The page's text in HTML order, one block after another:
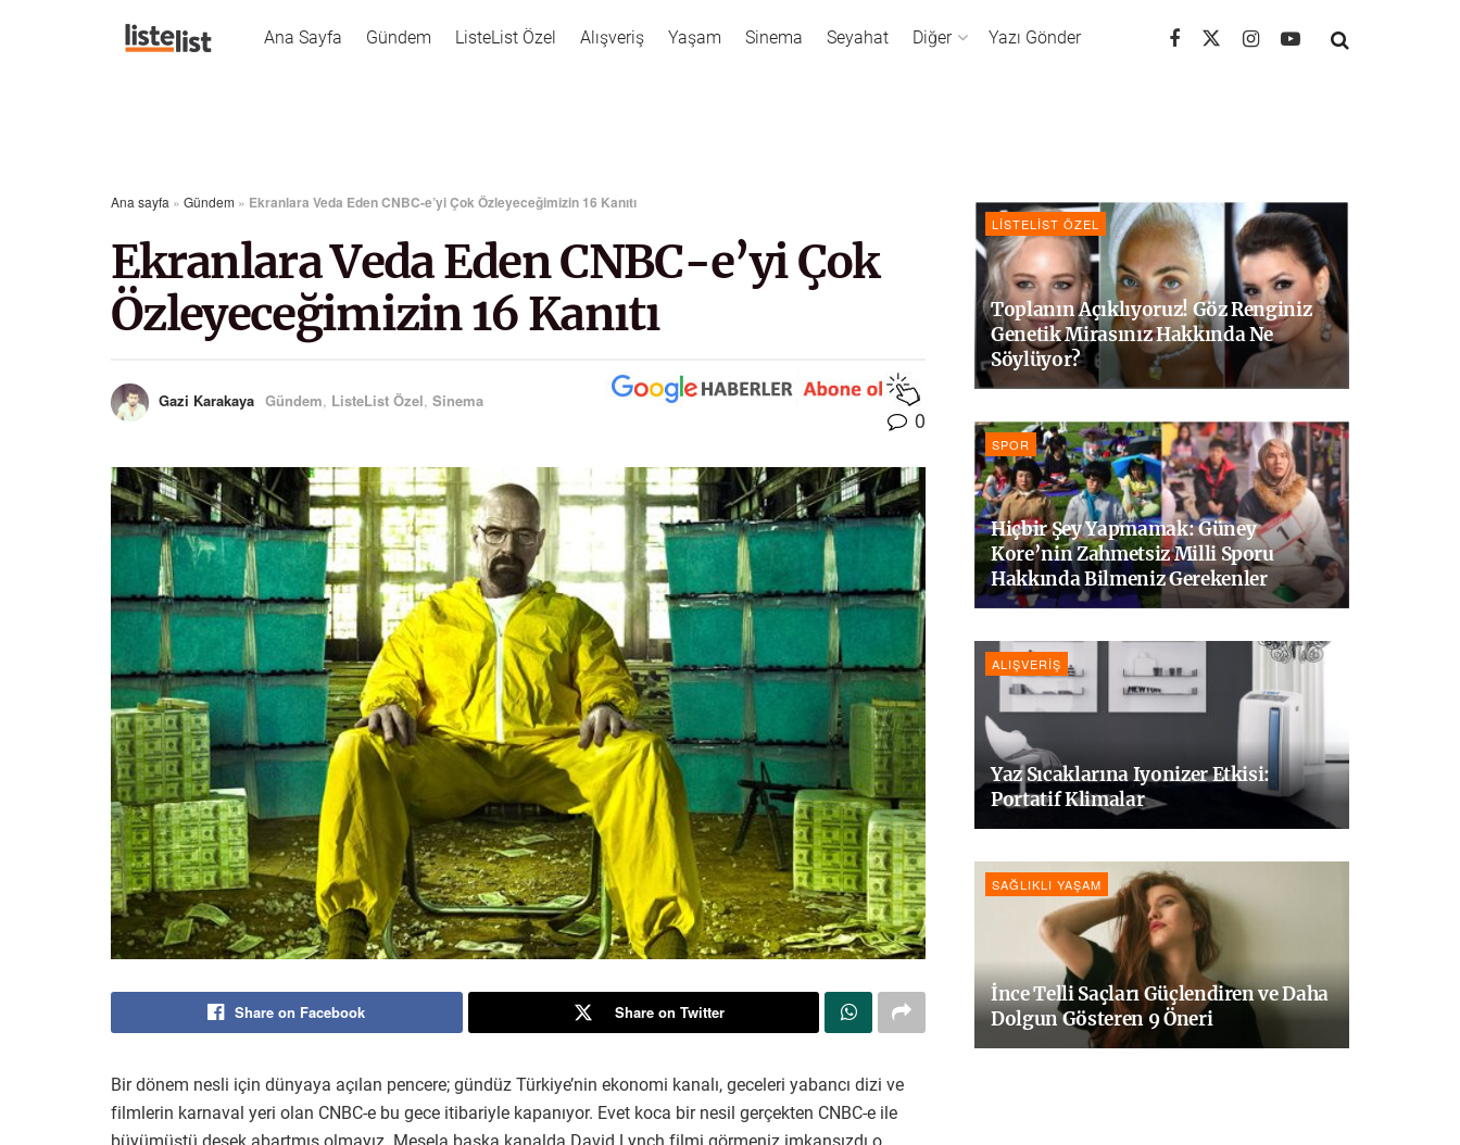
Ana Sayfa Gündem ListeList Özel Alışveriş Yaşam Sinema Seyahat Diğer Yazı Gönder
Ana sayfa » Gündem » Ekranlara Veda Eden CNBC-e’yi Çok Özleyeceğimizin 16 Kanıtı
Ekranlara Veda Eden CNBC-e’yi Çok
Özleyeceğimizin 16 Kanıtı
Gazi Karakaya Gündem, ListeList Özel, Sinema
0
Share on Facebook Share on Twitter
Bir dönem nesli için dünyaya açılan pencere; gündüz Türkiye’nin ekonomi kanalı, geceleri yabancı dizi ve
filmlerin karnaval yeri olan CNBC-e bu gece itibariyle kapanıyor. Evet koca bir nesil gerçekten CNBC-e ile
LISTELIST ÖZEL
Toplanın Açıklıyoruz! Göz Renginiz
Genetik Mirasınız Hakkında Ne
Söylüyor?
SPOR
Hiçbir Şey Yapmamak: Güney
Kore’nin Zahmetsiz Milli Sporu
Hakkında Bilmeniz Gerekenler
ALIŞVERIŞ
Yaz Sıcaklarına Iyonizer Etkisi:
Portatif Klimalar
SAĞLIKLI YAŞAM
İnce Telli Saçları Güçlendiren ve Daha
Dolgun Gösteren 9 Öneri